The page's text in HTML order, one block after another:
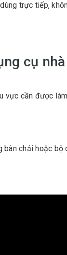
trực tiếp,
cụ
vực cần được
bàn chải hoặc